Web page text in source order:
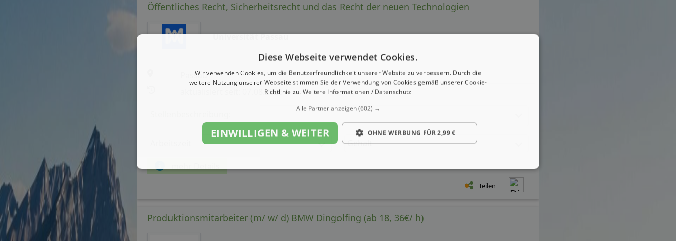
Öffentliches Recht, Sicherheitsrecht und das Recht der neuen Technologien
Universität Passau
Passau
aktualisiert seit: 07.08.2026
Gehalt
mehr Details
Teilen
Produktionsmitarbeiter (m/ w/ d) BMW Dingolfing (ab 18, 36€/ h)
Diese Webseite verwendet Cookies.
Wir verwenden Cookies, um die Benutzerfreundlichkeit unserer Website zu verbessern. Durch die
weitere Nutzung unserer Webseite stimmen Sie der Verwendung von Cookies gemäß unserer Cookie-
Richtlinie zu. Weitere Informationen / Datenschutz
Alle Partner anzeigen(602) →
EINWILLIGEN & WEITER OHNE WERBUNG FÜR 2,99 €